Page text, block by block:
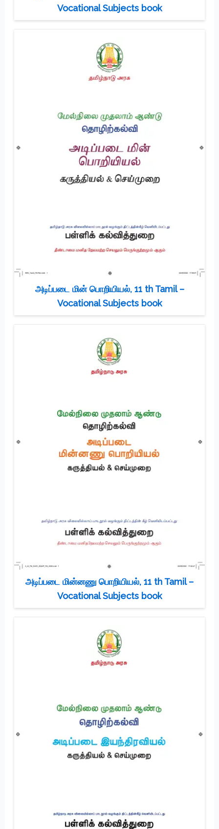
Vocational Subjects book
அடிப்படை மின் பொறியியல், 11 th Tamil –
Vocational Subjects book
அடிப்படை மின்னணு பொறியியல், 11 th Tamil –
Vocational Subjects book